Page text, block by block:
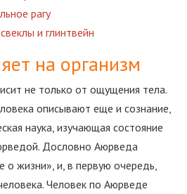
рагу
и глинтвейн
на организм
не только от ощущения тела.
описывают еще и сознание,
наука, изучающая состояние
Дословно Аюрведа
о жизни», и, в первую очередь,
Человек по Аюрведе